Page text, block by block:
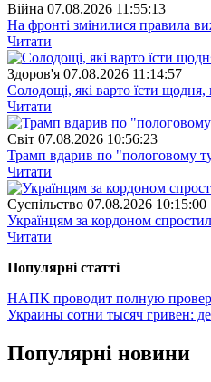
Війна 07.08.2026 11:55:13
На фронті змінилися правила
Читати
Здоров'я 07.08.2026 11:14:57
Солодощі, які варто їсти
Читати
Свiт 07.08.2026 10:56:23
Трамп вдарив по "пологовому
Читати
Суспiльство 07.08.2026 10:15:00
Українцям за кордоном
Читати
Популярнi статтi
НАПК проводит полную
Украины сотни тысяч гривен:
Популярнi новини